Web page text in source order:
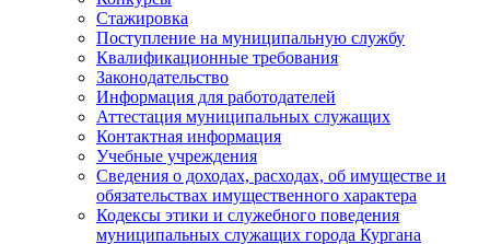
Стажировка
Поступление на муниципальную службу
Квалификационные требования
Законодательство
Информация для работодателей
Аттестация муниципальных служащих
Контактная информация
Учебные учреждения
Сведения о доходах, расходах, об имуществе и
обязательствах имущественного характера
Кодексы этики и служебного поведения
муниципальных служащих города Кургана